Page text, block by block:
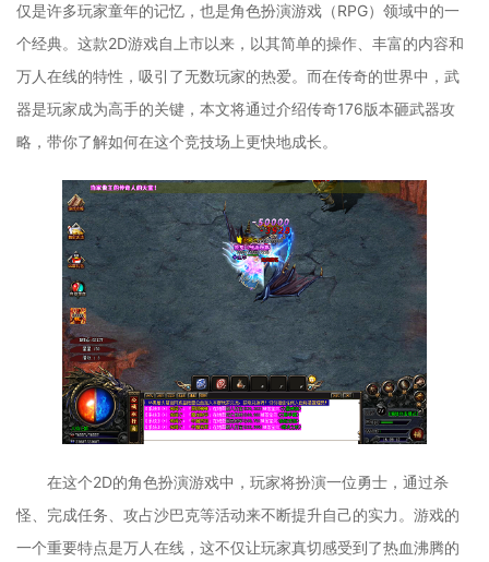
仅是许多玩家童年的记忆，也是角色扮演游戏（RPG）领域中的一
个经典。这款2D游戏自上市以来，以其简单的操作、丰富的内容和
万人在线的特性，吸引了无数玩家的热爱。而在传奇的世界中，武
器是玩家成为高手的关键，本文将通过介绍传奇176版本砸武器攻
略，带你了解如何在这个竞技场上更快地成长。
在这个2D的角色扮演游戏中，玩家将扮演一位勇士，通过杀
怪、完成任务、攻占沙巴克等活动来不断提升自己的实力。游戏的
一个重要特点是万人在线，这不仅让玩家真切感受到了热血沸腾的